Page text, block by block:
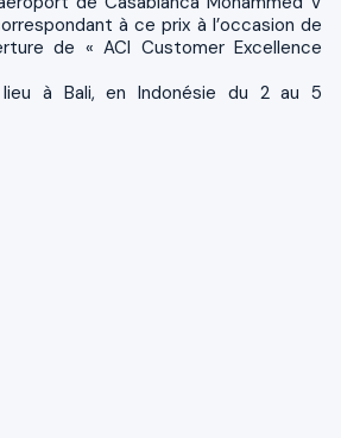
à ce prix à l’occasion de
de « ACI Customer Excellence
à Bali, en Indonésie du 2 au 5